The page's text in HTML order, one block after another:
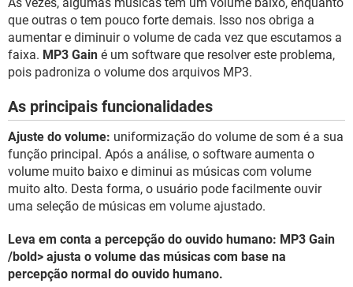
GUIA DE COMPRAS
que outras o tem pouco forte demais. Isso nos obriga a
aumentar e diminuir o volume de cada vez que escutamos a
faixa. MP3 Gain é um software que resolver este problema,
pois padroniza o volume dos arquivos MP3.
As principais funcionalidades
Ajuste do volume: uniformização do volume de som é a sua
função principal. Após a análise, o software aumenta o
volume muito baixo e diminui as músicas com volume
muito alto. Desta forma, o usuário pode facilmente ouvir
uma seleção de músicas em volume ajustado.
Leva em conta a percepção do ouvido humano: MP3 Gain
/bold> ajusta o volume das músicas com base na
percepção normal do ouvido humano.